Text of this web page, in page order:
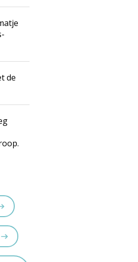
de